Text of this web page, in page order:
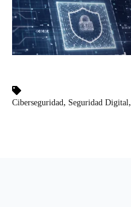
Ciberseguridad, Seguridad Digital,